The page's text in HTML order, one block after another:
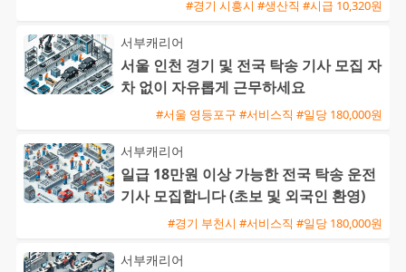
#경기 시흥시 #생산직 #시급 10,320원
서부캐리어
서울 인천 경기 및 전국 탁송 기사 모집 자
차 없이 자유롭게 근무하세요
#서울 영등포구 #서비스직 #일당 180,000원
서부캐리어
일급 18만원 이상 가능한 전국 탁송 운전
기사 모집합니다 (초보 및 외국인 환영)
#경기 부천시 #서비스직 #일당 180,000원
서부캐리어